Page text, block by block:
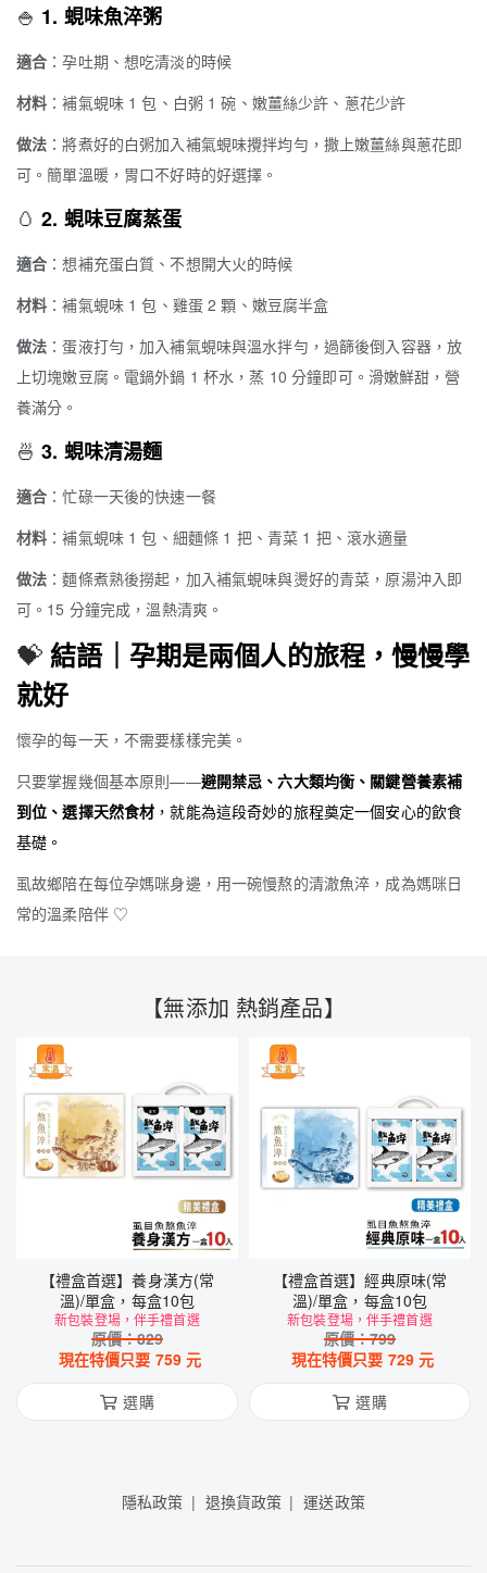
🍚 1. 蜆味魚淬粥
適合 ：孕吐期、想吃清淡的時候
材料 ：補氣蜆味 1 包、白粥 1 碗、嫩薑絲少許、蔥花少許
做法 ：將煮好的白粥加入補氣蜆味攪拌均勻，撒上嫩薑絲與蔥花即
可。簡單溫暖，胃口不好時的好選擇。
🥚 2. 蜆味豆腐蒸蛋
適合 ：想補充蛋白質、不想開大火的時候
材料 ：補氣蜆味 1 包、雞蛋 2 顆、嫩豆腐半盒
做法 ：蛋液打勻，加入補氣蜆味與溫水拌勻，過篩後倒入容器，放
上切塊嫩豆腐。電鍋外鍋 1 杯水，蒸 10 分鐘即可。滑嫩鮮甜，營
養滿分。
🍜 3. 蜆味清湯麵
適合 ：忙碌一天後的快速一餐
材料 ：補氣蜆味 1 包、細麵條 1 把、青菜 1 把、滾水適量
做法 ：麵條煮熟後撈起，加入補氣蜆味與燙好的青菜，原湯沖入即
可。15 分鐘完成，溫熱清爽。
💝 結語｜孕期是兩個人的旅程，慢慢學
就好
懷孕的每一天，不需要樣樣完美。
只要掌握幾個基本原則——避開禁忌、六大類均衡、關鍵營養素補
到位、選擇天然食材 ，就能為這段奇妙的旅程奠定一個安心的飲食
基礎。
虱故鄉陪在每位孕媽咪身邊，用一碗慢熬的清澈魚淬，成為媽咪日
常的溫柔陪伴 ♡
【無添加 熱銷產品】
【禮盒首選】養身漢方(常
溫)/單盒，每盒10包
新包裝登場，伴手禮首選
原價：829
現在特價只要 759 元
選購
【禮盒首選】經典原味(常
溫)/單盒，每盒10包
新包裝登場，伴手禮首選
原價：799
現在特價只要 729 元
選購
隱私政策 退換貨政策 運送政策